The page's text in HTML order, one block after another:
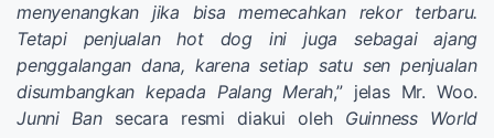
menyenangkan jika bisa memecahkan rekor terbaru.
Tetapi penjualan hot dog ini juga sebagai ajang
penggalangan dana, karena setiap satu sen penjualan
disumbangkan kepada Palang Merah,” jelas Mr. Woo.
Junni Bansecara resmi diakui oleh Guinness World